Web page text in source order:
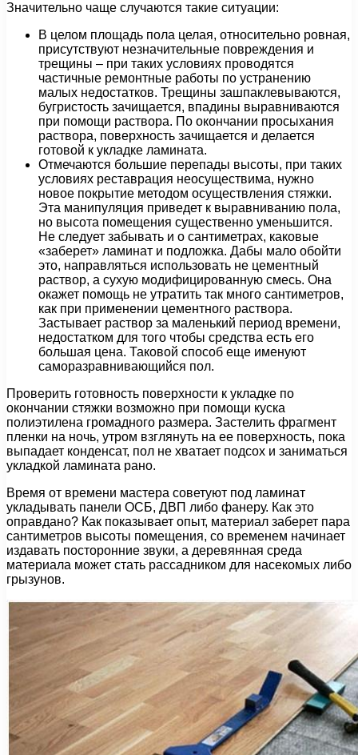
Значительно чаще случаются такие ситуации:
В целом площадь пола целая, относительно ровная,
присутствуют незначительные повреждения и
трещины – при таких условиях проводятся
частичные ремонтные работы по устранению
малых недостатков. Трещины зашпаклевываются,
бугристость зачищается, впадины выравниваются
при помощи раствора. По окончании просыхания
раствора, поверхность зачищается и делается
готовой к укладке ламината.
Отмечаются большие перепады высоты, при таких
условиях реставрация неосуществима, нужно
новое покрытие методом осуществления стяжки.
Эта манипуляция приведет к выравниванию пола,
но высота помещения существенно уменьшится.
Не следует забывать и о сантиметрах, каковые
«заберет» ламинат и подложка. Дабы мало обойти
это, направляться использовать не цементный
раствор, а сухую модифицированную смесь. Она
окажет помощь не утратить так много сантиметров,
как при применении цементного раствора.
Застывает раствор за маленький период времени,
недостатком для того чтобы средства есть его
большая цена. Таковой способ еще именуют
саморазравнивающийся пол.
Проверить готовность поверхности к укладке по
окончании стяжки возможно при помощи куска
полиэтилена громадного размера. Застелить фрагмент
пленки на ночь, утром взглянуть на ее поверхность, пока
выпадает конденсат, пол не хватает подсох и заниматься
укладкой ламината рано.
Время от времени мастера советуют под ламинат
укладывать панели ОСБ, ДВП либо фанеру. Как это
оправдано? Как показывает опыт, материал заберет пара
сантиметров высоты помещения, со временем начинает
издавать посторонние звуки, а деревянная среда
материала может стать рассадником для насекомых либо
грызунов.